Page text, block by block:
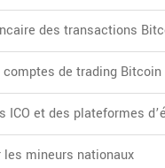
des transactions
de trading Bitcoin
ICO et des plateformes
les mineurs nationaux